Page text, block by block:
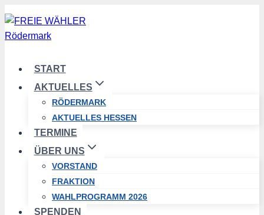
Zum
Inhalt
springen
START
AKTUELLES
RÖDERMARK
AKTUELLES HESSEN
TERMINE
ÜBER UNS
VORSTAND
FRAKTION
WAHLPROGRAMM 2026
SPENDEN